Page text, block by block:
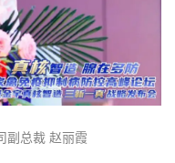
副总裁 赵丽霞